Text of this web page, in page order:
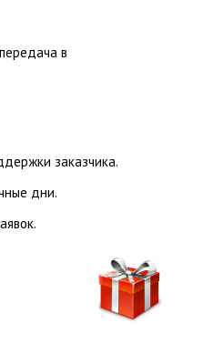
в
заказчика.
дни.